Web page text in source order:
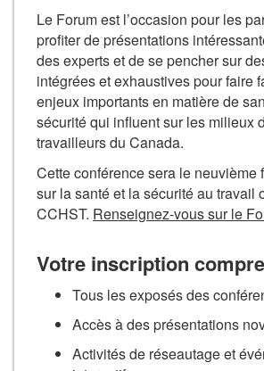
Le Forum est l’occasion pour les
profiter de présentations
des experts et de se pencher sur
intégrées et exhaustives pour faire
enjeux importants en matière de
sécurité qui influent sur les milieux
travailleurs du Canada.
Cette conférence sera le neuvième
sur la santé et la sécurité au travail
CCHST. Renseignez-vous sur le
Votre inscription
Tous les exposés des
Accès à des présentations
Activités de réseautage et